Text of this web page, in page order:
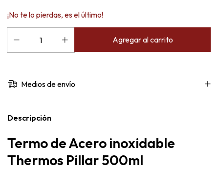
¡No te lo pierdas, es el último!
Medios de envío
Descripción
Termo de Acero inoxidable
Thermos Pillar 500ml